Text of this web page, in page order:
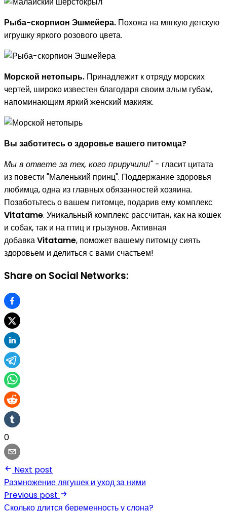
Рыба-скорпион Эшмейера. Похожа на мягкую детскую
игрушку яркого розового цвета.
Морской нетопырь. Принадлежит к отряду морских
чертей, широко известен благодаря своим алым губам,
напоминающим яркий женский макияж.
Вы заботитесь о здоровье вашего питомца?
Мы в ответе за тех, кого приручили!" - гласит цитата
из повести "Маленький принц". Поддержание здоровья
любимца, одна из главных обязанностей хозяина.
Позаботьтесь о вашем питомце, подарив ему комплекс
Vitatame. Уникальный комплекс рассчитан, как на кошек
и собак, так и на птиц и грызунов. Активная
добавкаVitatame, поможет вашему питомцу сиять
здоровьем и делиться с вами счастьем!
Share on Social Networks:
0
Next post
Размножение лягушек и уход за ними
Previous post
Сколько длится беременность у слона?